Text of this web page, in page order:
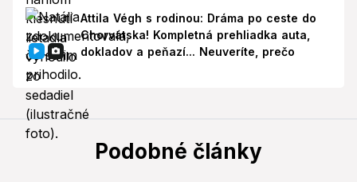
Attila Végh s rodinou: Dráma po ceste do
Chorvátska! Kompletná prehliadka auta,
dokladov a peňazí... Neuveríte, prečo
Podobné články